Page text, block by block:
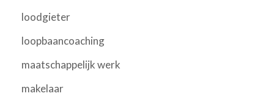
loodgieter
loopbaancoaching
maatschappelijk werk
makelaar